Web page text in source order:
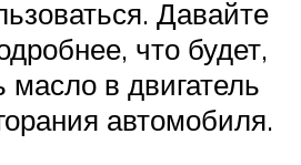
Давайте
что будет,
масло в двигатель
автомобиля.